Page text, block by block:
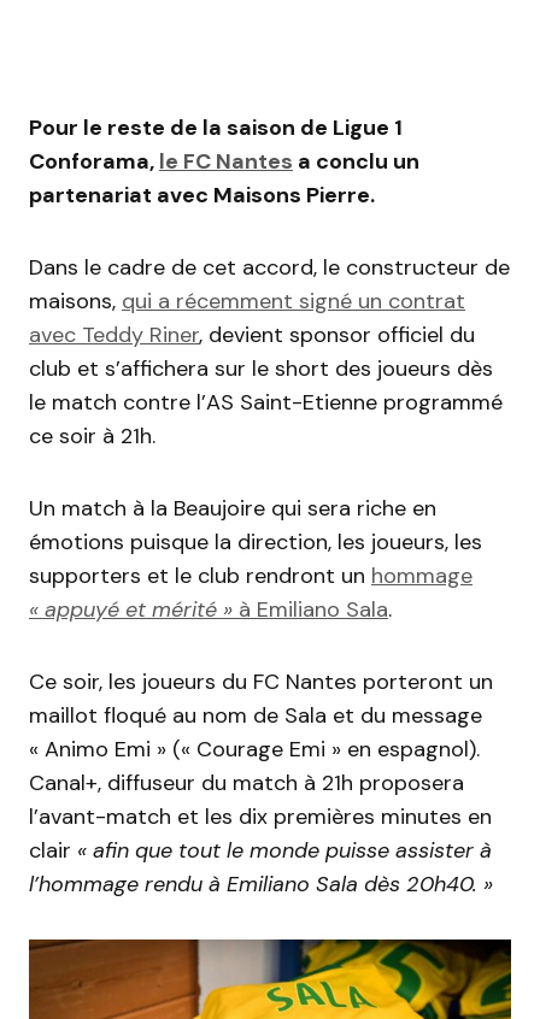
Pour le reste de la saison de Ligue 1
Conforama, le FC Nantes a conclu un
partenariat avec Maisons Pierre.
Dans le cadre de cet accord, le constructeur de
maisons, qui a récemment signé un contrat
avec Teddy Riner, devient sponsor officiel du
club et s’affichera sur le short des joueurs dès
le match contre l’AS Saint-Etienne programmé
ce soir à 21h.
Un match à la Beaujoire qui sera riche en
émotions puisque la direction, les joueurs, les
supporters et le club rendront un hommage
« appuyé et mérité » à Emiliano Sala.
Ce soir, les joueurs du FC Nantes porteront un
maillot floqué au nom de Sala et du message
« Animo Emi » (« Courage Emi » en espagnol).
Canal+, diffuseur du match à 21h proposera
l’avant-match et les dix premières minutes en
clair « afin que tout le monde puisse assister à
l’hommage rendu à Emiliano Sala dès 20h40. »